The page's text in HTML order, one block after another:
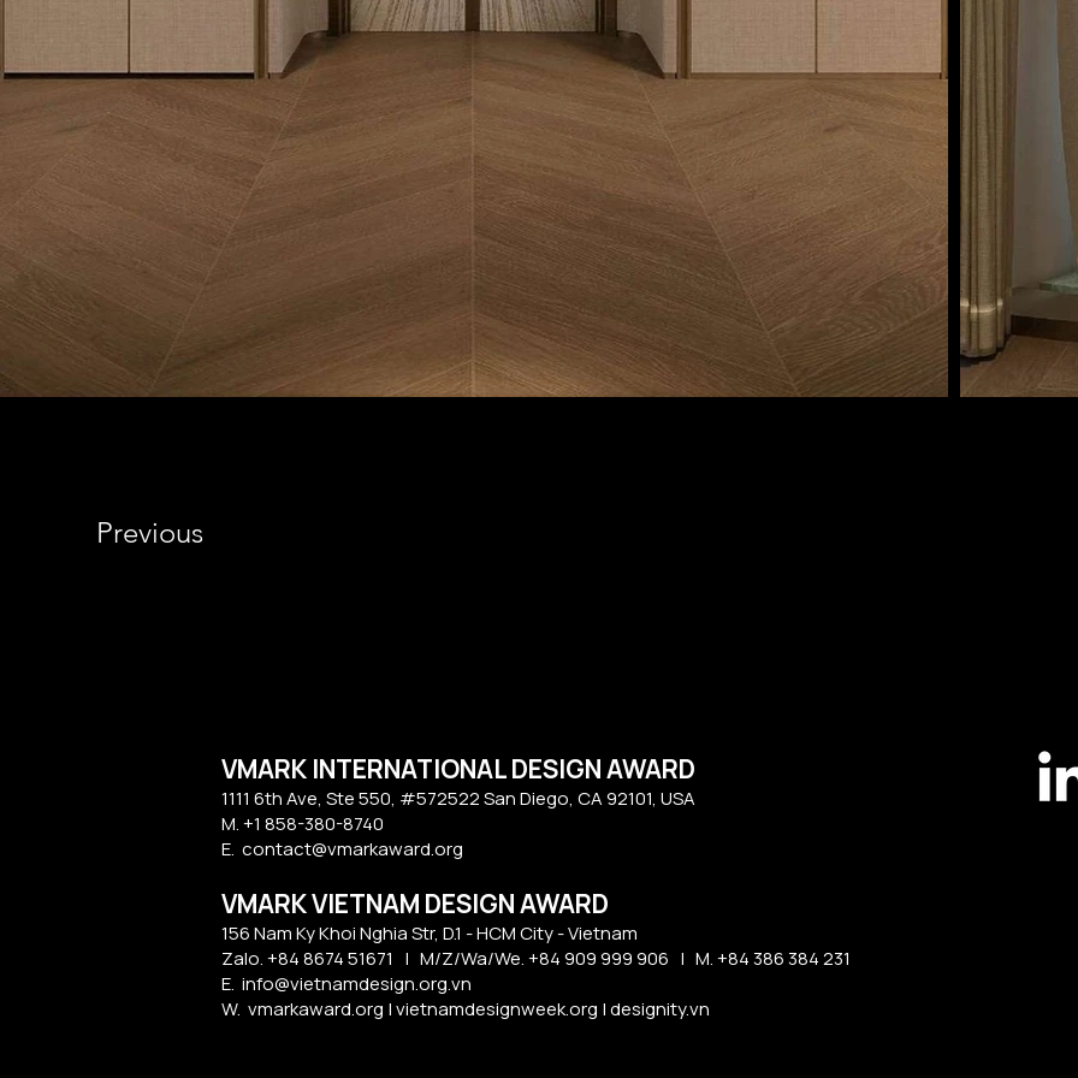
Previous
VMARK INTERNATIONAL DESIGN AWARD
​1111 6th Ave, Ste 550, #572522 San Diego, CA 92101, USA
M. +1 858-380-8740
E. contact@vmarkaward.org
VMARK VIETNAM DESIGN AWARD
156 Nam Ky Khoi Nghia Str, D.1 - HCM City - Vietnam​
Zalo. +84 8674 51671 | M/Z/Wa/We. +84 909 999 906 | M. +84 386 384 231
E. info@vietnamdesign.org.vn
W. vmarkaward.org | vietnamdesignweek.org | designity.vn